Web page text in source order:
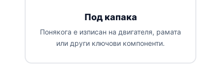
Под капака
Понякога е изписан на двигателя, рамата
или други ключови компоненти.